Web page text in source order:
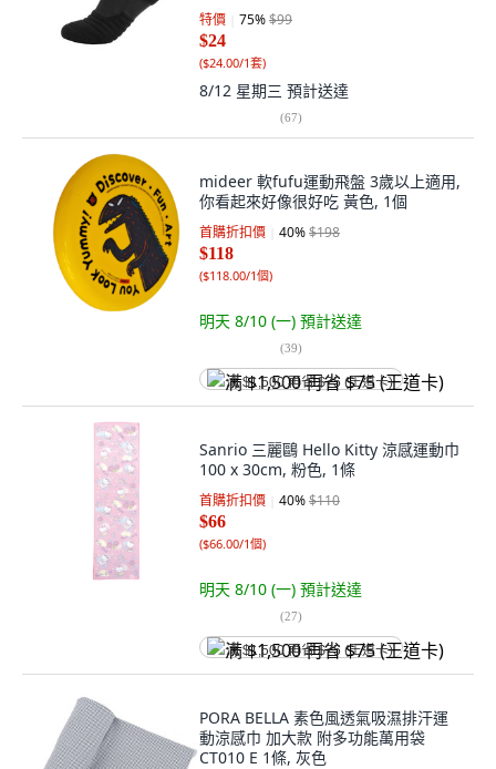
特價 75%$99
$24
($24.00/1套)
8/12 星期三 預計送達
(67)
mideer 軟fufu運動飛盤 3歲以上適用,
你看起來好像很好吃 黃色, 1個
首購折扣價 40%$198
$118
($118.00/1個)
明天 8/10 (一) 預計送達
(39)
满 $1,500 再省 $75 (王道卡)
Sanrio 三麗鷗 Hello Kitty 涼感運動巾
100 x 30cm, 粉色, 1條
首購折扣價 40%$110
$66
($66.00/1個)
明天 8/10 (一) 預計送達
(27)
满 $1,500 再省 $75 (王道卡)
PORA BELLA 素色風透氣吸濕排汗運
動涼感巾 加大款 附多功能萬用袋
CT010 E 1條, 灰色